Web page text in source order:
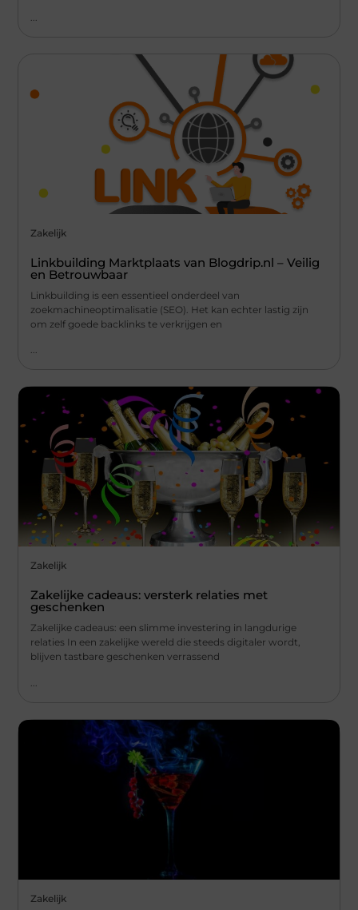
...
Zakelijk
Linkbuilding Marktplaats van Blogdrip.nl – Veilig
en Betrouwbaar
Linkbuilding is een essentieel onderdeel van
zoekmachineoptimalisatie (SEO). Het kan echter lastig zijn
om zelf goede backlinks te verkrijgen en
...
Zakelijk
Zakelijke cadeaus: versterk relaties met
geschenken
Zakelijke cadeaus: een slimme investering in langdurige
relaties In een zakelijke wereld die steeds digitaler wordt,
blijven tastbare geschenken verrassend
Zakelijk